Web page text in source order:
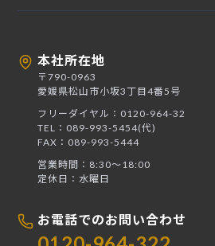
本社所在地
〒790-0963
愛媛県松山市小坂3丁目4番5号
フリーダイヤル：0120-964-32
TEL：089-993-5454(代)
FAX：089-993-5444
営業時間：8:30〜18:00
定休日：水曜日
お電話でのお問い合わせ